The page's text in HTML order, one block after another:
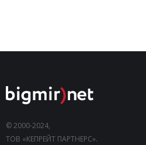
© 2000-2024,
ТОВ «КЕПРЕЙТ ПАРТНЕРС».